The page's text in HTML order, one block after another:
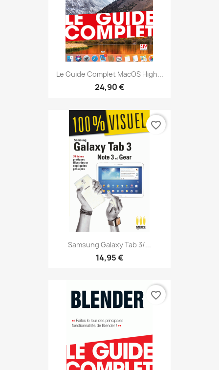
Le Guide Complet MacOS High...
24,90 €
Samsung Galaxy Tab 3/...
14,95 €
favorite_border
favorite_border